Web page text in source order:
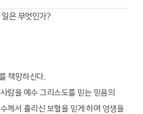
일은 무엇인가?
책망하신다.
람을 예수 그리스도를 믿는 믿음의
께서 흘리신 보혈을 믿게 하여 영생을